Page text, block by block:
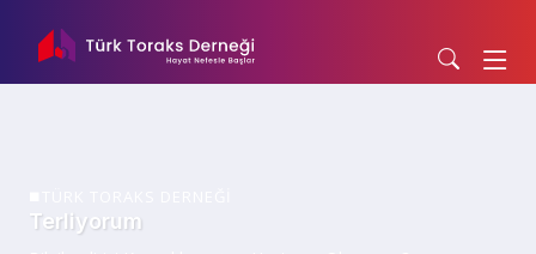
Terliyorum